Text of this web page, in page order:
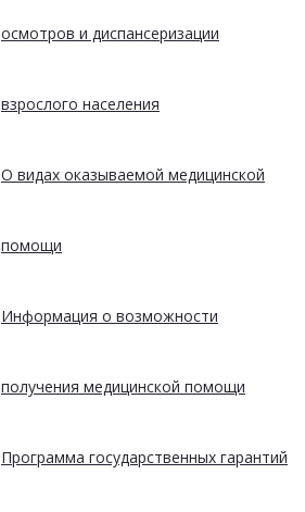
осмотров и диспансеризации
взрослого населения
О видах оказываемой медицинской
помощи
Информация о возможности
получения медицинской помощи
Программа государственных гарантий